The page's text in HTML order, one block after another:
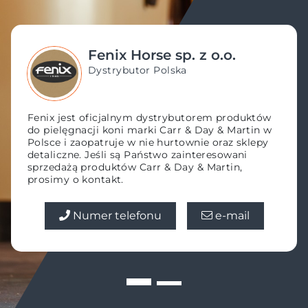
Sklep jeździecki Dobry-Koń
48793713773
ul. Nowohucka 1, Poland
Fenix Horse sp. z o.o.
Dystrybutor Polska
Fenix jest oficjalnym dystrybutorem produktów
do pielęgnacji koni marki Carr & Day & Martin w
Polsce i zaopatruje w nie hurtownie oraz sklepy
detaliczne. Jeśli są Państwo zainteresowani
sprzedażą produktów Carr & Day & Martin,
prosimy o kontakt.
Numer telefonu e-mail